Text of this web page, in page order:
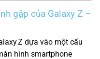
gập của Galaxy Z –
Z dựa vào một cấu
hình smartphone